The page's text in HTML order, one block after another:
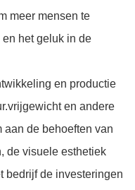
meer mensen te
het geluk in de
en productie
en andere
aan de behoeften van
de visuele esthetiek
bedrijf de investeringen